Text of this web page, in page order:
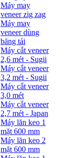
Máy may
veneer zig zag
Máy may
veneer dùng
băng tải
Máy cắt veneer
2,6 mét - Sugii
Máy cắt veneer
3,2 mét - Sugii
Máy cắt veneer
3,0 mét
Máy cắt veneer
2,7 mét - Japan
Máy lăn keo 1
mặt 600 mm
Máy lăn keo 2
mặt 600 mm